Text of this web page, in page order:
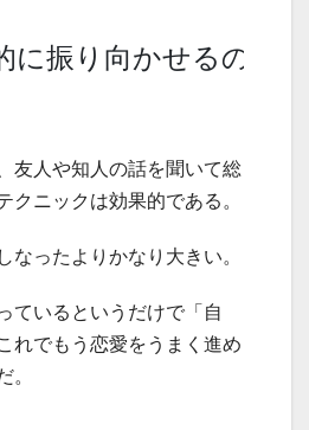
に振り向かせるのこ
友人や知人の話を聞いて総
クニックは効果的である。
なったよりかなり大きい。
ているというだけで「自
れでもう恋愛をうまく進め
。